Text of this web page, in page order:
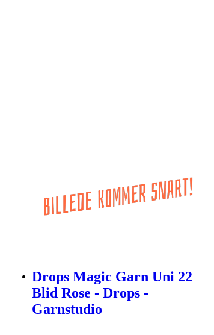
Drops Magic Garn Uni 22
Blid Rose - Drops -
Garnstudio